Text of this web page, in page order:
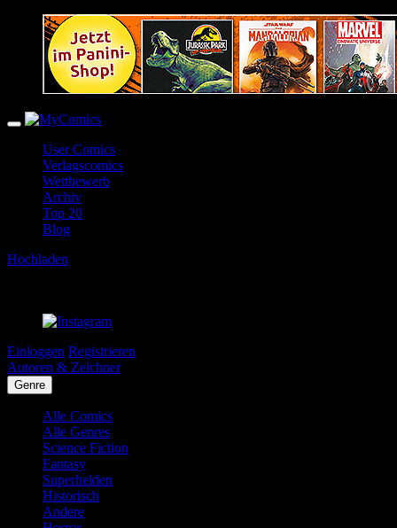
User Comics
Verlagscomics
Wettbewerb
Archiv
Top 20
Blog
Hochladen
Einloggen Registrieren
Autoren & Zeichner
Genre
Alle Comics
Alle Genres
Science Fiction
Fantasy
Superhelden
Historisch
Andere